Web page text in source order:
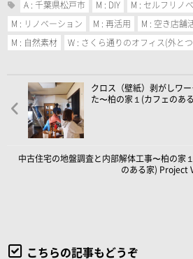
A : 千葉県松戸市 M : DIY M : セルフリノ
M : リノベーション M : 再活用 M : 空き店舗
M : 自然素材 W : さくら通りのオフィス(外と
クロス（壁紙）剥がしワ
た〜柏の家１(カフェのあ
中古住宅の地盤調査と内部解体工事〜柏の家
のある家) Project
こちらの記事もどうぞ